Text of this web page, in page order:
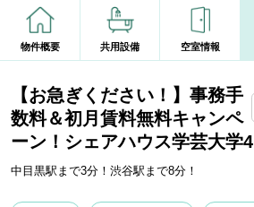
物件概要 共用設備 空室情報
【お急ぎください！】事務手
数料＆初月賃料無料キャンペ
ーン！シェアハウス学芸大学4
中目黒駅まで3分！渋谷駅まで8分！